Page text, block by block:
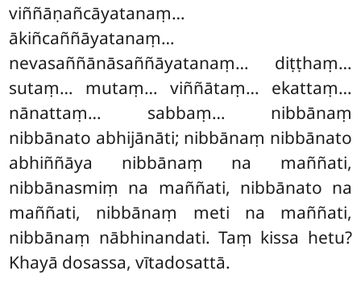
viññāṇañcāyatanaṃ…
ākiñcaññāyatanaṃ…
nevasaññānāsaññāyatanaṃ… diṭṭhaṃ…
sutaṃ… mutaṃ… viññātaṃ… ekattaṃ…
nānattaṃ… sabbaṃ… nibbānaṃ
nibbānato abhijānāti; nibbānaṃ nibbānato
abhiññāya nibbānaṃ na maññati,
nibbānasmiṃ na maññati, nibbānato na
maññati, nibbānaṃ meti na maññati,
nibbānaṃ nābhinandati. Taṃ kissa hetu?
Khayā dosassa, vītadosattā.